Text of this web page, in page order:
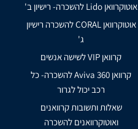
אוטוקרוואן Lido להשכרה- רישיון ב'
אוטוקרוואן CORAL להשכרה רישיון
ג'
קרוואן VIP לשישה אנשים
קרוואן Aviva 360 להשכרה- כל
רכב יכול לגרור
שאלות ותשובות קרוואנים
ואוטוקרוואנים להשכרה